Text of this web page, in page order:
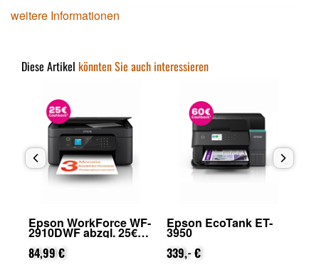
weitere Informationen
Diese Artikel könnten Sie auch interessieren
Epson WorkForce WF-
2910DWF abzgl. 25€
Cashback (von Epson
nach Registrierung)
84,99 €
Epson EcoTank ET-
3950
339,- €